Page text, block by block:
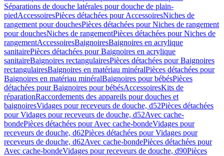
Séparations de douche latérales pour douche de plain-
piedAccessoiresPièces détachées pour AccessoiresNiches de
rangement pour douchesPièces détachées pour Niches de rangement
pour douchesNiches de rangementPièces détachées pour Niches de
rangementAccessoiresBaignoiresBaignoires en acrylique
sanitairePièces détachées pour Baignoires en acrylique
sanitaireBaignoires rectangulairesPièces détachées pour Baignoires
rectangulairesBaignoires en matériau minéralPièces détachées pour
Baignoires en matériau minéralBaignoires pour bébésPièces
détachées pour Baignoires pour bébésAccessoiresKits de
réparationRaccordements des appareils pour douches et
baignoiresVidages pour receveurs de douche, d52Pièces détachées
pour Vidages pour receveurs de douche, d52Avec cache-
bondePièces détachées pour Avec cache-bondeVidages pour
receveurs de douche, d62Pièces détachées pour Vidages pour
receveurs de douche, d62Avec cache-bondePièces détachées pour
Avec cache-bondeVidages pour receveurs de douche, d90Pièces